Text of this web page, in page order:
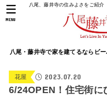
八尾、藤井寺の住みよさをご紹介
八尾・藤井寺で家を建てるならビ
MENU
花屋 2023.07.20
6/24OPEN！住宅街に